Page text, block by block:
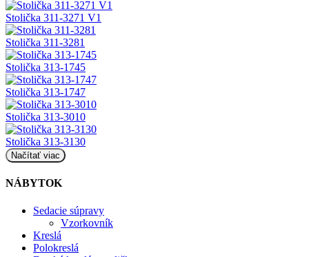
Stolička 311-3271 V1
Stolička 311-3281
Stolička 313-1745
Stolička 313-1747
Stolička 313-3010
Stolička 313-3130
Načítať viac
NÁBYTOK
Sedacie súpravy
Vzorkovník
Kreslá
Polokreslá